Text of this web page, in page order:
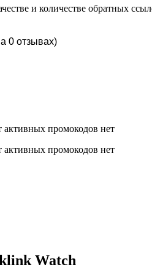
и количестве обратных
0 отзывах)
промокодов нет
промокодов нет
Watch